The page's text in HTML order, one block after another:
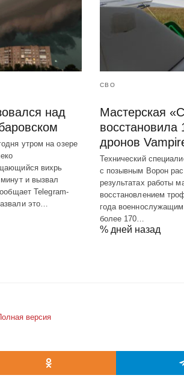
над
утром на озере
вихрь
и вызвал
Telegram-
это…
СВО
Мастерская
дронов
Технический
с позывным Ворон
результатах работы
восстановлением
года
более 170…
% дней назад
версия